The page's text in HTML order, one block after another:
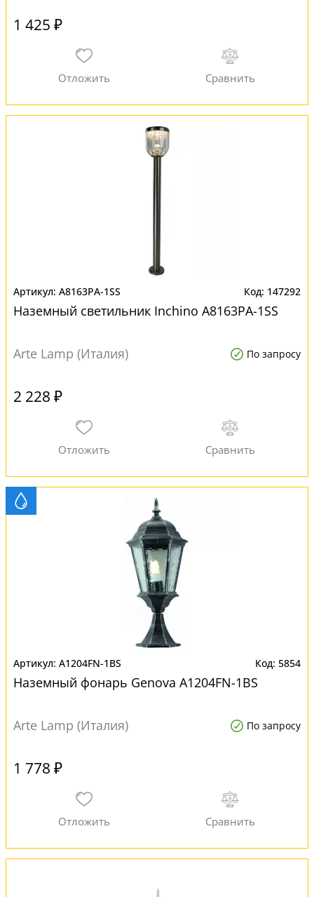
1 425 ₽
A8163PA-1SS 147292
Наземный светильник Inchino A8163PA-1SS
Arte Lamp (Италия) По запросу
2 228 ₽
A1204FN-1BS 5854
Наземный фонарь Genova A1204FN-1BS
Arte Lamp (Италия) По запросу
1 778 ₽